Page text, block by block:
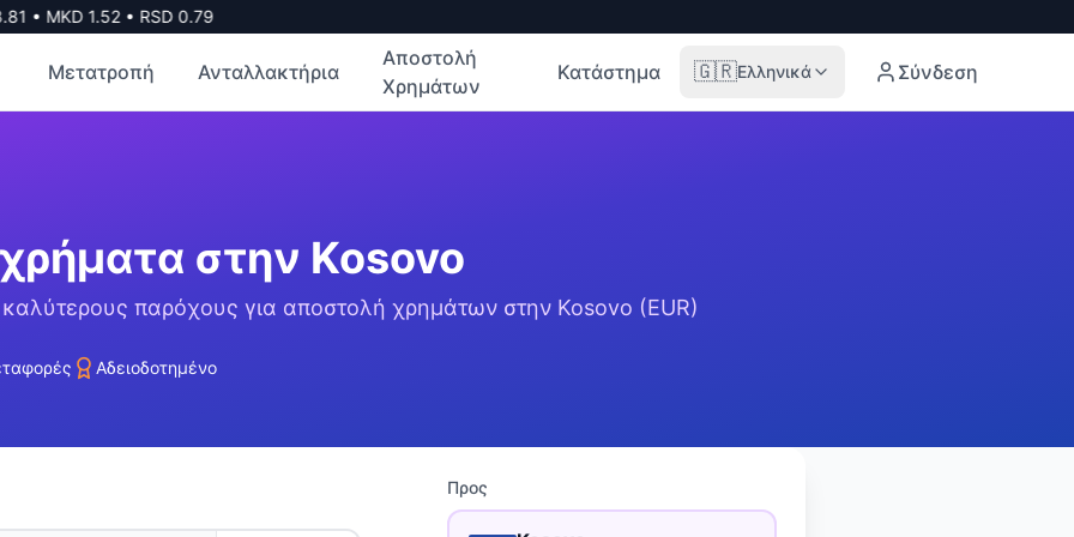
• MKD 1.52• RSD 0.79
Μετατροπή Ανταλλακτήρια
Αποστολή
Χρημάτων
Κατάστημα 🇬🇷Ελληνικά Σύνδεση
χρήματα στην Kosovo
καλύτερους παρόχους για αποστολή χρημάτων στην Kosovo (EUR)
Αδειοδοτημένο
Προς